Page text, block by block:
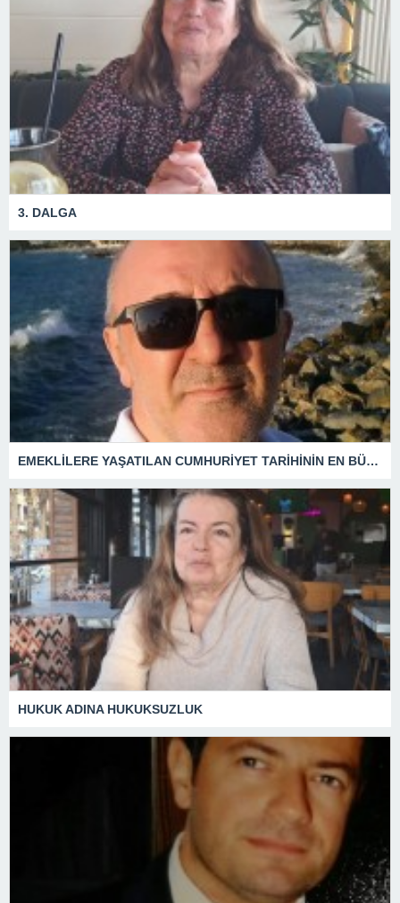
3. DALGA
EMEKLİLERE YAŞATILAN CUMHURİYET TARİHİNİN EN BÜYÜK ZULMÜNÜN DERİN ANALİZİ !
HUKUK ADINA HUKUKSUZLUK